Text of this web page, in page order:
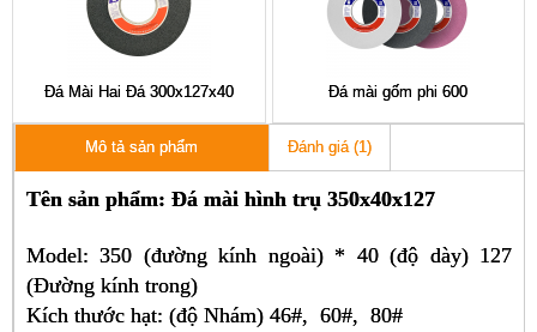
Đá Mài Hai Đá 300x127x40 Đá mài gốm phi 600
Mô tả sản phẩm Đánh giá (1)
Tên sản phẩm: Đá mài hình trụ 350x40x127
Model: 350 (đường kính ngoài) * 40 (độ dày) 127
(Đường kính trong)
Kích thước hạt: (độ Nhám) 46#, 60#, 80#